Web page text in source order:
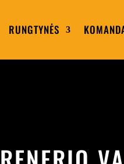
RUNGTYNĖS